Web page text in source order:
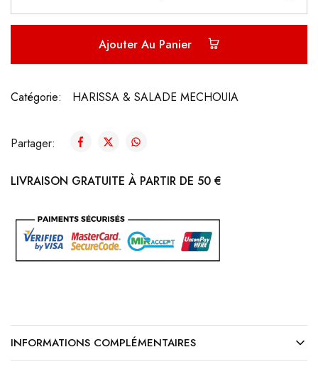
Ajouter Au Panier
Catégorie: HARISSA & SALADE MECHOUIA
Partager:
LIVRAISON GRATUITE À PARTIR DE 50 €
INFORMATIONS COMPLÉMENTAIRES